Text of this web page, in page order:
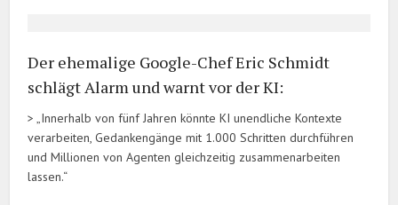
Der ehemalige Google-Chef Eric Schmidt
schlägt Alarm und warnt vor der KI:
> „Innerhalb von fünf Jahren könnte KI unendliche Kontexte
verarbeiten, Gedankengänge mit 1.000 Schritten durchführen
und Millionen von Agenten gleichzeitig zusammenarbeiten
lassen.“